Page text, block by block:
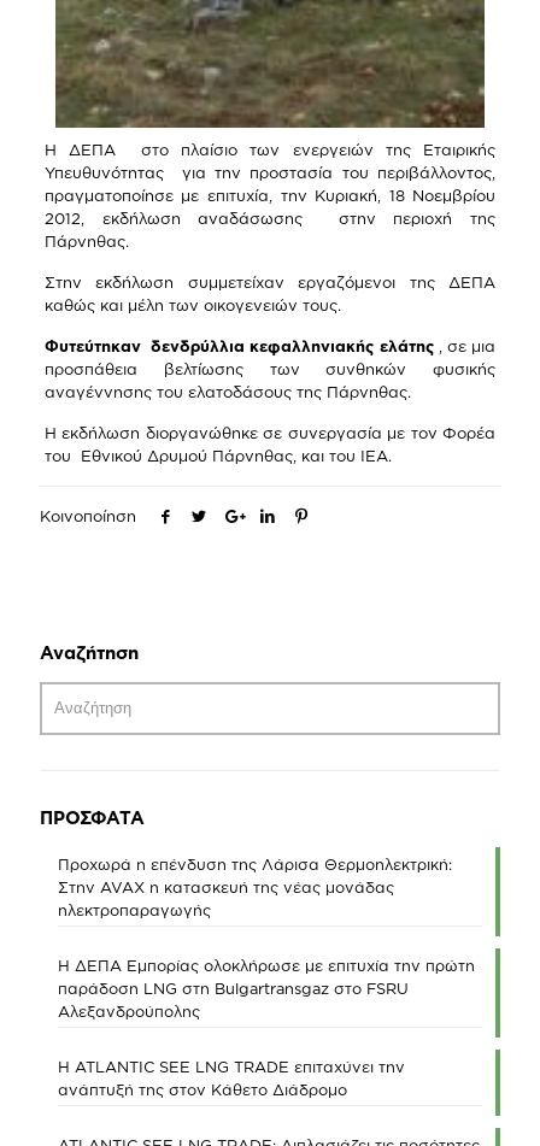
Η ΔΕΠΑ στο πλαίσιο των ενεργειών της Εταιρικής
Υπευθυνότητας για την προστασία του περιβάλλοντος,
πραγματοποίησε με επιτυχία, την Κυριακή, 18 Νοεμβρίου
2012, εκδήλωση αναδάσωσης στην περιοχή της
Πάρνηθας.
Στην εκδήλωση συμμετείχαν εργαζόμενοι της ΔΕΠΑ
καθώς και μέλη των οικογενειών τους.
Φυτεύτηκαν δενδρύλλια κεφαλληνιακής ελάτης
, σε μια
προσπάθεια βελτίωσης των συνθηκών φυσικής
αναγέννησης του ελατοδάσους της Πάρνηθας.
Η εκδήλωση διοργανώθηκε σε συνεργασία με τον Φορέα
του Εθνικού Δρυμού Πάρνηθας, και του ΙΕΑ.
Κοινοποίηση
Αναζήτηση
ΠΡΟΣΦΑΤΑ
Προχωρά η επένδυση της Λάρισα Θερμοηλεκτρική:
Στην AVAX η κατασκευή της νέας μονάδας
ηλεκτροπαραγωγής
Η ΔΕΠΑ Εμπορίας ολοκλήρωσε με επιτυχία την πρώτη
παράδοση LNG στη Bulgartransgaz στο FSRU
Αλεξανδρούπολης
Η ATLANTIC SEE LNG TRADE επιταχύνει την
ανάπτυξή της στον Κάθετο Διάδρομο